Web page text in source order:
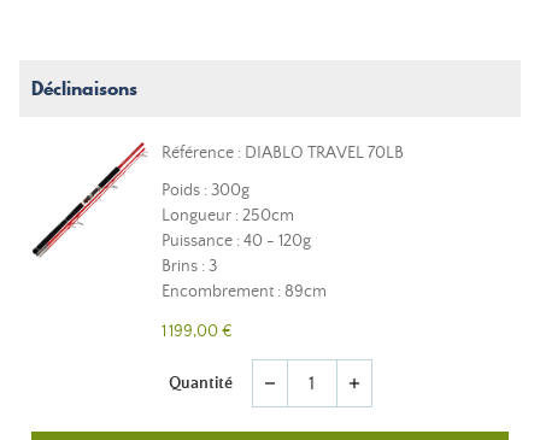
Déclinaisons
Référence : DIABLO TRAVEL 70LB
Poids : 300g
Longueur : 250cm
Puissance : 40 - 120g
Brins : 3
Encombrement : 89cm
1 199,00 €
Quantité remove add